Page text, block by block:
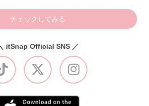
チェックしてみる
itSnap Official SNS ／